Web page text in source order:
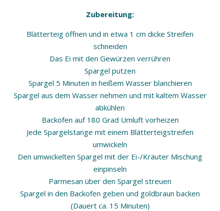
Zubereitung:
Blätterteig öffnen und in etwa 1 cm dicke Streifen
schneiden
Das Ei mit den Gewürzen verrühren
Spargel putzen
Spargel 5 Minuten in heißem Wasser blanchieren
Spargel aus dem Wasser nehmen und mit kaltem Wasser
abkühlen
Backofen auf 180 Grad Umluft vorheizen
Jede Spargelstange mit einem Blätterteigstreifen
umwickeln
Den umwickelten Spargel mit der Ei-/Kräuter Mischung
einpinseln
Parmesan über den Spargel streuen
Spargel in den Backofen geben und goldbraun backen
(Dauert ca. 15 Minuten)